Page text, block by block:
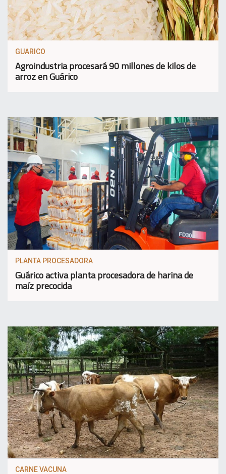
GUARICO
Agroindustria procesará 90 millones de kilos de
arroz en Guárico
PLANTA PROCESADORA
Guárico activa planta procesadora de harina de
maíz precocida
CARNE VACUNA